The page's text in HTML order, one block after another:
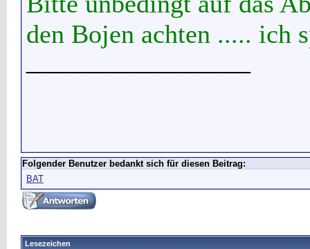
den Bojen achten ..... ich
Folgender Benutzer bedankt sich für diesen Beitrag:
BAT
Lesezeichen